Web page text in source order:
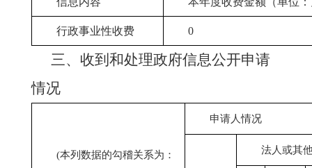
行政事业性收费 0
三、收到和处理政府信息公开申请
情况
(本列数据的勾稽关系为：
申请人情况
法人或其